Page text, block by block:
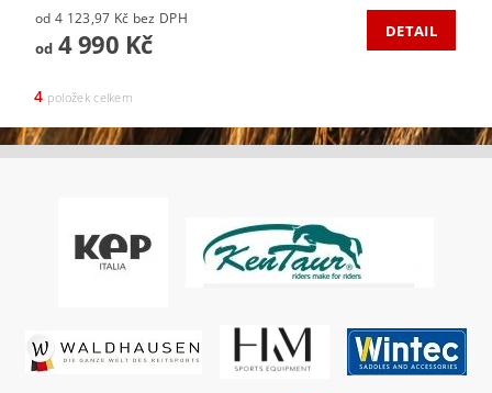
od 4 123,97 Kč bez DPH
od4 990 Kč DETAIL
4 položek celkem